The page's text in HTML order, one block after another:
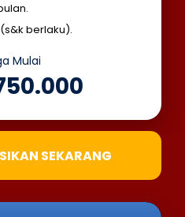
berlaku).
Mulai
SEKARANG